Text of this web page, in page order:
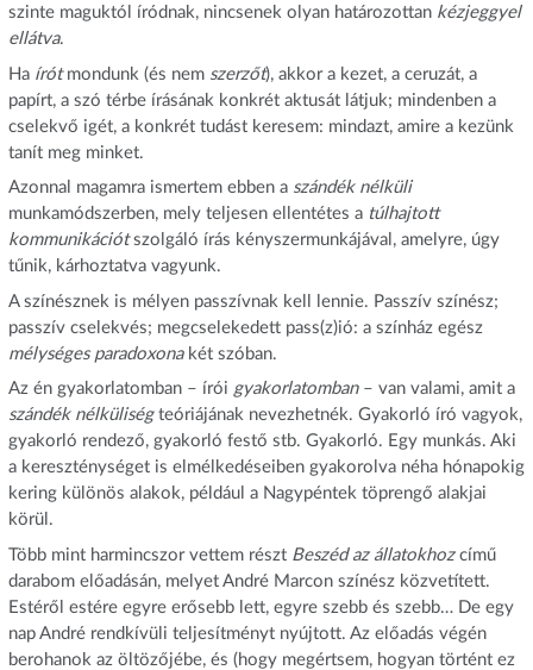
szinte maguktól íródnak, nincsenek olyan határozottan kézjeggyel
ellátva.
Ha írótmondunk (és nem szerzőt), akkor a kezet, a ceruzát, a
papírt, a szó térbe írásának konkrét aktusát látjuk; mindenben a
cselekvő igét, a konkrét tudást keresem: mindazt, amire a kezünk
tanít meg minket.
Azonnal magamra ismertem ebben a szándék nélküli
munkamódszerben, mely teljesen ellentétes a túlhajtott
kommunikációtszolgáló írás kényszermunkájával, amelyre, úgy
tűnik, kárhoztatva vagyunk.
A színésznek is mélyen passzívnak kell lennie. Passzív színész;
passzív cselekvés; megcselekedett pass(z)ió: a színház egész
mélységes paradoxonakét szóban.
Az én gyakorlatomban – írói gyakorlatomban– van valami, amit a
szándék nélküliségteóriájának nevezhetnék. Gyakorló író vagyok,
gyakorló rendező, gyakorló festő stb. Gyakorló. Egy munkás. Aki
a kereszténységet is elmélkedéseiben gyakorolva néha hónapokig
kering különös alakok, például a Nagypéntek töprengő alakjai
körül.
Több mint harmincszor vettem résztBeszéd az állatokhozcímű
darabom előadásán, melyet André Marcon színész közvetített.
Estéről estére egyre erősebb lett, egyre szebb és szebb… De egy
nap André rendkívüli teljesítményt nyújtott. Az előadás végén
berohanok az öltözőjébe, és (hogy megértsem, hogyan történt ez